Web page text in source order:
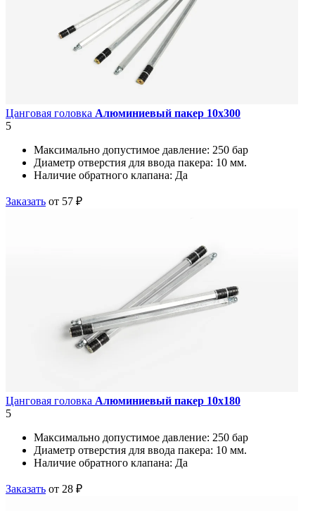
Цанговая головка Алюминиевый пакер 10х300
5
Максимально допустимое давление: 250 бар
Диаметр отверстия для ввода пакера: 10 мм.
Наличие обратного клапана: Да
Заказать от 57 ₽
Цанговая головка Алюминиевый пакер 10х180
5
Максимально допустимое давление: 250 бар
Диаметр отверстия для ввода пакера: 10 мм.
Наличие обратного клапана: Да
Заказать от 28 ₽